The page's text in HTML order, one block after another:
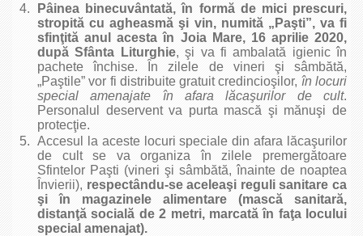
Pâinea binecuvântată, în formă de mici prescuri,
stropită cu agheasmă şi vin, numită „Paşti”, va fi
sfinţită anul acesta în Joia Mare, 16 aprilie 2020,
după Sfânta Liturghie, şi va fi ambalată igienic în
pachete închise. În zilele de vineri şi sâmbătă,
„Paştile” vor fi distribuite gratuit credincioşilor, în locuri
special
amenajate în afara lăcaşurilor de cult.
Personalul deservent va purta mască şi mănuşi de
protecţie.
Accesul la aceste locuri speciale din afara lăcaşurilor
de cult se va organiza în zilele premergătoare
Sfintelor Paşti (vineri şi sâmbătă, înainte de noaptea
Învierii), respectându-se aceleaşi reguli sanitare ca
şi în magazinele alimentare (mască sanitară,
distanţă socială de 2 metri, marcată în faţa locului
special amenajat).